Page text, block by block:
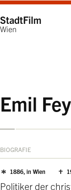
StadtFilm
Wien
Emil Fey
BIOGRAFIE
1886, in Wien
Politiker der